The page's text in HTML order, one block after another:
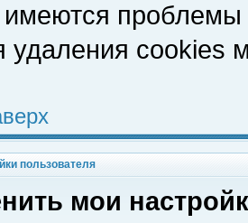
имеются
удаления cookies
пользователя
мои